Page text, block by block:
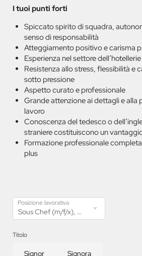
I tuoi punti forti
Spiccato spirito di squadra,
senso di responsabilità
Atteggiamento positivo e carisma
Esperienza nel settore
Resistenza allo stress, flessibilità e
sotto pressione
Aspetto curato e professionale
Grande attenzione ai dettagli e alla
lavoro
Conoscenza del tedesco o
straniere costituiscono un
Formazione professionale
plus
Posizione lavorativa
Titolo
Signor Signora